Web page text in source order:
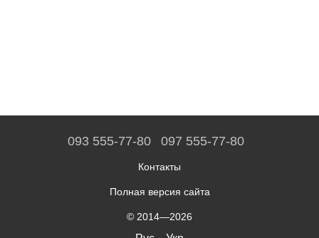
093 555-77-80 097 555-77-80
Контакты
Полная версия сайта
© 2014—2026